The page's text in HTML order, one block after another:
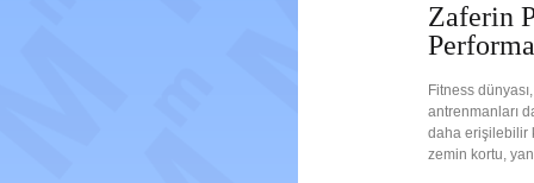
Zaferin
Fitness
antrenmanları
daha erişilebilir
zemin kortu,